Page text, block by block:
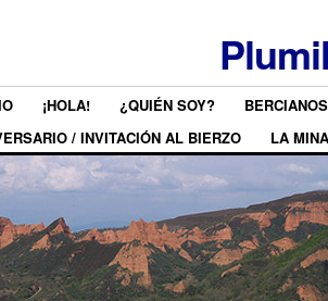
¡HOLA! ¿QUIÉN SOY?
/ INVITACIÓN AL BIERZO
LA MINA